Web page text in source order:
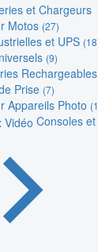
et Chargeurs
Motos (27)
et UPS
(9)
Rechargeables
Prise (7)
Appareils Photo
Consoles